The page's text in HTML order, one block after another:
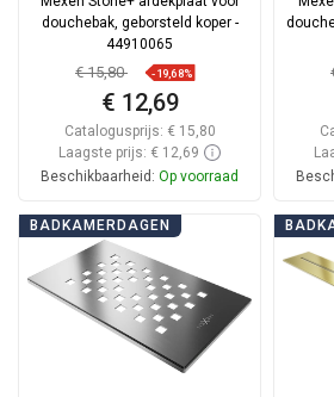
douchebak, geborsteld koper -
44910065
€ 15,80 -19,68%
€ 12,69
Catalogusprijs: € 15,80
Laagste prijs: € 12,69
Beschikbaarheid: Op voorraad
In winkelwagen
favorite_border Favoriet
Vergelijk
BADKAMERDAGEN